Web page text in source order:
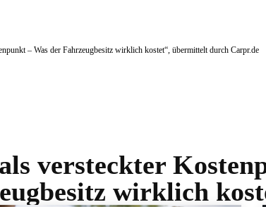
– Was der Fahrzeugbesitz wirklich kostet“, übermittelt durch Carpr.de
versteckter
wirklich